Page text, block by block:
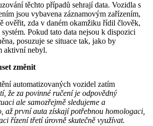
těchto případů sehrají data. Vozidla s
jsou vybavena záznamovým zařízením,
ověřit, zda v daném okamžiku řídil člověk,
Pokud tato data nejsou k dispozici
posuzuje se situace tak, jako by
aktivní nebyl.
změnit
automatizovaných vozidel zatím
že za povinné ručení je odpovědný
ale samozřejmě sledujeme a
až první auta získají potřebnou homologaci,
řízení třetí úrovně skutečně využívat.